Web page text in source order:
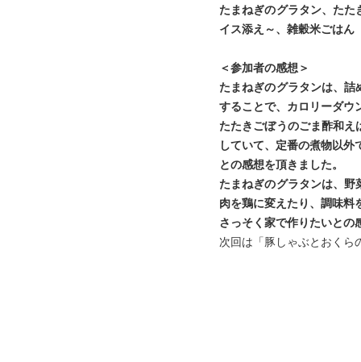
たまねぎのグラタン、た
イス添え～、雑穀米ごは
＜参加者の感想＞
たまねぎのグラタンは、
することで、カロリーダウ
たたきごぼうのごま酢和
していて、定番の煮物以
との感想を頂きました。
たまねぎのグラタンは、
肉を鶏に変えたり、調味料
さっそく家で作りたいとの
次回は「豚しゃぶとおくら